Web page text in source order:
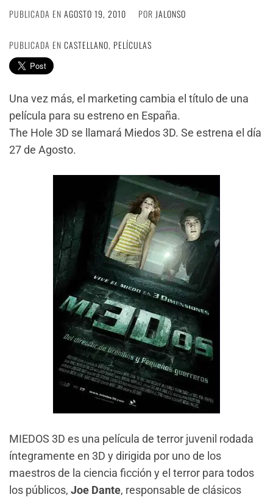
PUBLICADA EN AGOSTO 19, 2010 POR JALONSO
PUBLICADA EN CASTELLANO, PELÍCULAS
Una vez más, el marketing cambia el título de una
película para su estreno en España.
The Hole 3D se llamará Miedos 3D. Se estrena el día
27 de Agosto.
MIEDOS 3D es una película de terror juvenil rodada
íntegramente en 3D y dirigida por uno de los
maestros de la ciencia ficción y el terror para todos
los públicos, Joe Dante, responsable de clásicos